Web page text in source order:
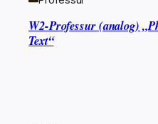
W2-Professur (analog)
Text“